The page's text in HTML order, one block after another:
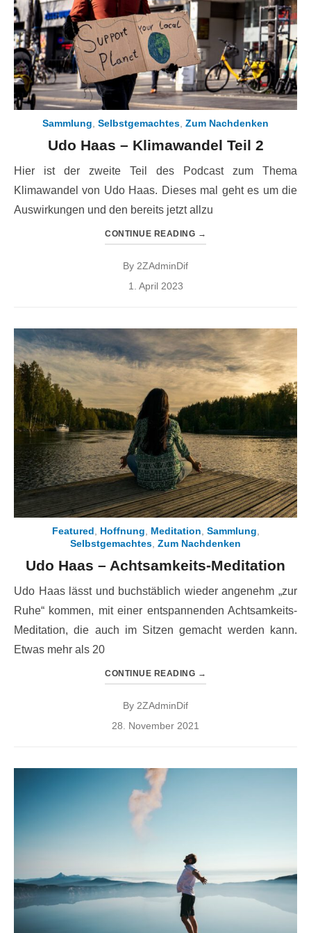
Sammlung, Selbstgemachtes, Zum Nachdenken
Udo Haas – Klimawandel Teil 2
Hier ist der zweite Teil des Podcast zum Thema
Klimawandel von Udo Haas. Dieses mal geht es um die
Auswirkungen und den bereits jetzt allzu
CONTINUE READING →
By 2ZAdminDif
Posted
1. April 2023
Featured, Hoffnung, Meditation, Sammlung,
Selbstgemachtes, Zum Nachdenken
Udo Haas – Achtsamkeits-Meditation
Udo Haas lässt und buchstäblich wieder angenehm „zur
Ruhe“ kommen, mit einer entspannenden Achtsamkeits-
Meditation, die auch im Sitzen gemacht werden kann.
Etwas mehr als 20
CONTINUE READING →
By 2ZAdminDif
Posted
28. November 2021